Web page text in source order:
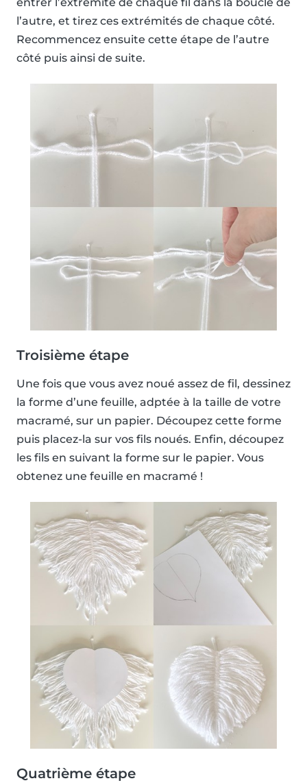
l’autre, et tirez ces extrémités de chaque côté.
Recommencez ensuite cette étape de l’autre
côté puis ainsi de suite.
Troisième étape
Une fois que vous avez noué assez de fil, dessinez
la forme d’une feuille, adptée à la taille de votre
macramé, sur un papier. Découpez cette forme
puis placez-la sur vos fils noués. Enfin, découpez
les fils en suivant la forme sur le papier. Vous
obtenez une feuille en macramé !
Quatrième étape